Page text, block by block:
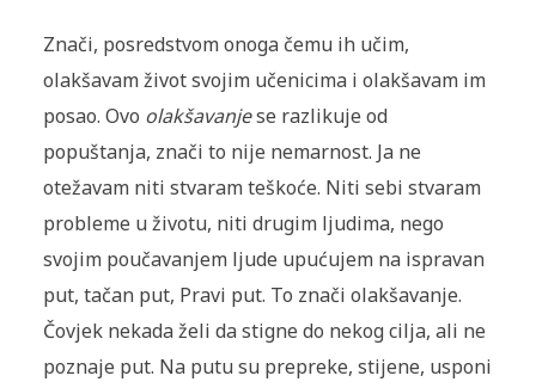
Znači, posredstvom onoga čemu ih učim,
olakšavam život svojim učenicima i olakšavam im
posao. Ovo olakšavanjese razlikuje od
popuštanja, znači to nije nemarnost. Ja ne
otežavam niti stvaram teškoće. Niti sebi stvaram
probleme u životu, niti drugim ljudima, nego
svojim poučavanjem ljude upućujem na ispravan
put, tačan put, Pravi put. To znači olakšavanje.
Čovjek nekada želi da stigne do nekog cilja, ali ne
poznaje put. Na putu su prepreke, stijene, usponi